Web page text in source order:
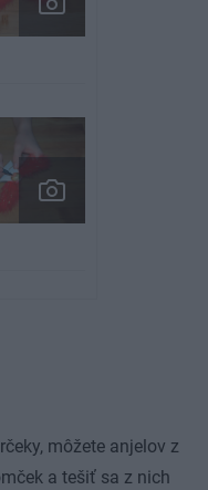
môžete anjelov z
a tešiť sa z nich